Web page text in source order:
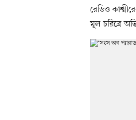
রেডিও
মূল চরিত্রে